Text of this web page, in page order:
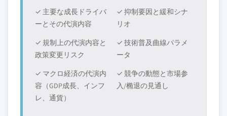
✓ 主要な成長ドライバ
ーとその代演内容
✓ 抑制要因と緩和シナ
リオ
✓ 規制上の代演内容と
政策変更リスク
✓ 技術普及曲線パラメ
ータ
✓ マクロ経済の代演内
容（GDP成長、インフ
レ、通貨）
✓ 競争の動態と市場参
入/椭退の見通し